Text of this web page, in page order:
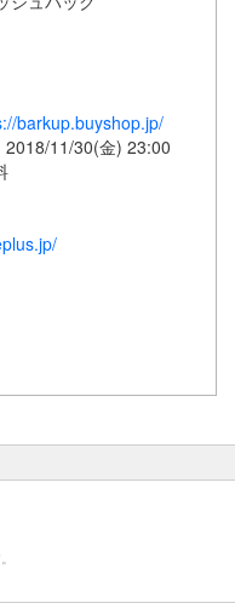
barkup.buyshop.jp/
11/30(金) 23:00